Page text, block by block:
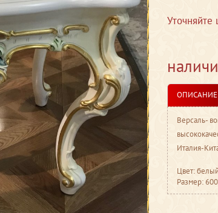
Уточняйте
ОПИСАНИЕ
Версаль-
Италия-
Цвет:
Размер: